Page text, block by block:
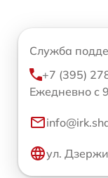
Служба
+7 (395)
Ежедневно с
ул.